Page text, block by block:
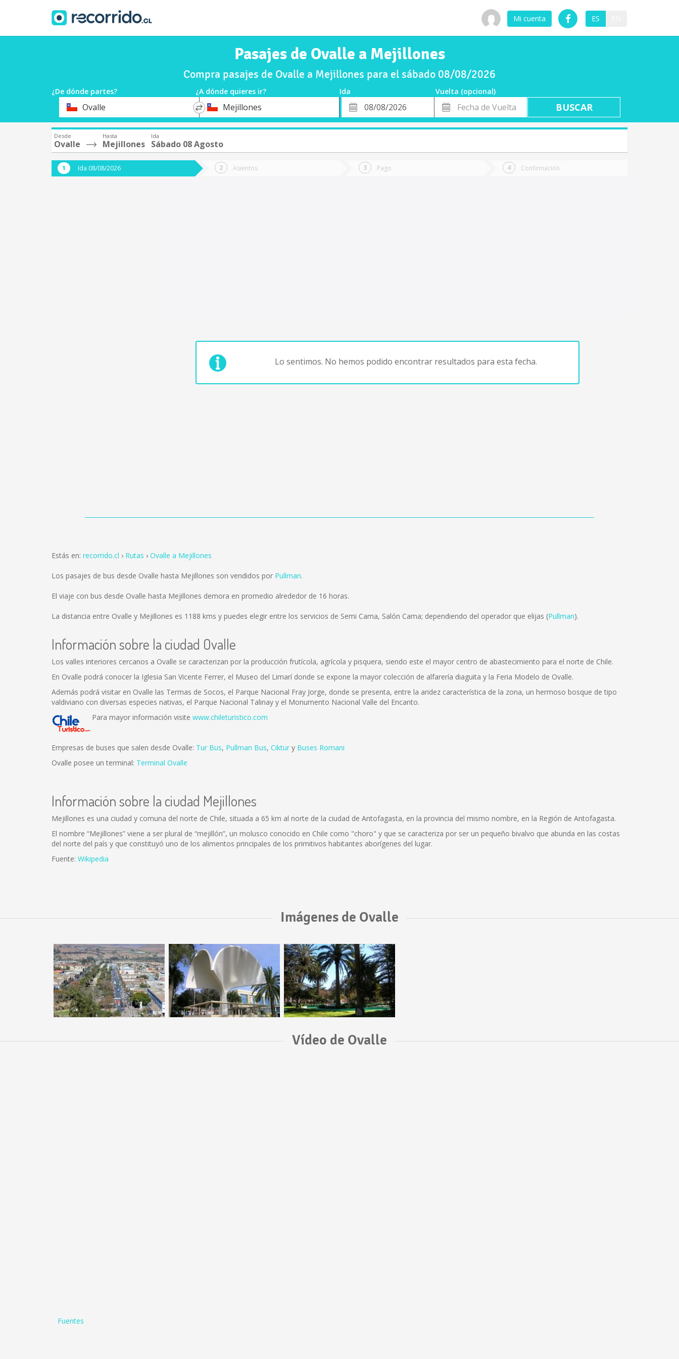
Mi cuenta ES
Pasajes de Ovalle a Mejillones
Compra pasajes de Ovalle a Mejillones para el sábado 08/08/2026
¿De dónde partes? ¿A dónde quieres ir? Ida
Vuelta (opcional)
OrigenOvalle
*
DestinoMejillones
Fecha
de
Fecha
de
Vuelta
Desde
Ovalle
Hasta
Mejillones
Ida
Sábado 08 Agosto
Ida 08/08/2026 Asientos Pago Confirmación
Lo sentimos. No hemos podido encontrar resultados para esta fecha.
Estás en: recorrido.cl Rutas Ovalle a Mejillones
Los pasajes de bus desde Ovalle hasta Mejillones son vendidos por Pullman.
El viaje con bus desde Ovalle hasta Mejillones demora en promedio alrededor de 16 horas.
La distancia entre Ovalle y Mejillones es 1188 kms y puedes elegir entre los servicios de Semi Cama, Salón Cama; dependiendo del operador que elijas (Pullman).
Información sobre la ciudad Ovalle
Los valles interiores cercanos a Ovalle se caracterizan por la producción frutícola, agrícola y pisquera, siendo este el mayor centro de abastecimiento para el norte de Chile.
En Ovalle podrá conocer la Iglesia San Vicente Ferrer, el Museo del Limarí donde se expone la mayor colección de alfarería diaguita y la Feria Modelo de Ovalle.
Además podrá visitar en Ovalle las Termas de Socos, el Parque Nacional Fray Jorge, donde se presenta, entre la aridez característica de la zona, un hermoso bosque de tipo
valdiviano con diversas especies nativas, el Parque Nacional Talinay y el Monumento Nacional Valle del Encanto.
Para mayor información visite www.chileturistico.com
Empresas de buses que salen desde Ovalle: Tur Bus, Pullman Bus, Ciktur y Buses Romani
Ovalle posee un terminal: Terminal Ovalle
Información sobre la ciudad Mejillones
Mejillones es una ciudad y comuna del norte de Chile, situada a 65 km al norte de la ciudad de Antofagasta, en la provincia del mismo nombre, en la Región de Antofagasta.
El nombre “Mejillones” viene a ser plural de “mejillón”, un molusco conocido en Chile como "choro" y que se caracteriza por ser un pequeño bivalvo que abunda en las costas
del norte del país y que constituyó uno de los alimentos principales de los primitivos habitantes aborígenes del lugar.
Fuente: Wikipedia
Imágenes de Ovalle
Vídeo de Ovalle
Fuentes